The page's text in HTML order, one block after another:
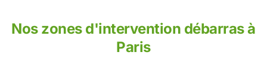
Nos zones d'intervention débarras à
Paris